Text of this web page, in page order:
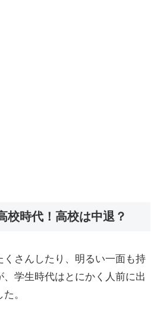
校時代！高校は中退？
くさんしたり、明るい一面も持
、学生時代はとにかく人前に出
。